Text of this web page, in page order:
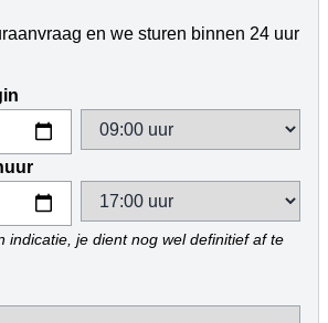
en we sturen binnen 24 uur
indicatie, je dient nog wel definitief af te